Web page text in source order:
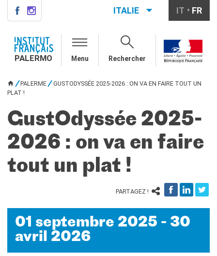
QUI SOMMES-NOUS ?
Notre équipe
Cours intensifs
Cours à la carte
Atelier
Cours de préparation DELF-
DALF
Cours pour écoles
DIPLÔMES ET TESTS
MÉDIATHÈQUE
Culturethèque
ITALIE IT FR
PALERMO Menu Rechercher
VOUS ÊTES ICI
PALERME
GUSTODYSSÉE 2025-2026 : ON VA EN FAIRE TOUT UN
PLAT !
GustOdyssée 2025-
2026 : on va en faire
tout un plat !
PARTAGEZ !
01 septembre 2025 - 30
avril 2026